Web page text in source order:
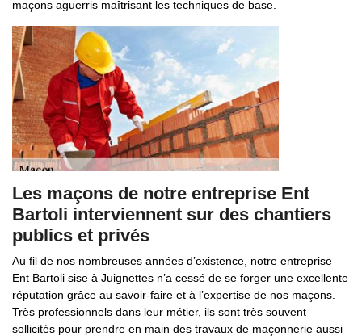
maçons aguerris maîtrisant les techniques de base.
Les maçons de notre entreprise Ent
Bartoli interviennent sur des chantiers
publics et privés
Au fil de nos nombreuses années d’existence, notre entreprise
Ent Bartoli sise à Juignettes n’a cessé de se forger une excellente
réputation grâce au savoir-faire et à l’expertise de nos maçons.
Très professionnels dans leur métier, ils sont très souvent
sollicités pour prendre en main des travaux de maçonnerie aussi